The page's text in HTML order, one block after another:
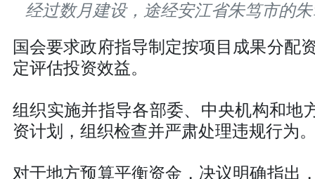
经过数月建设，途经安江省朱笃市的
国会要求政府指导制定按项目成果分配
定评估投资效益。
组织实施并指导各部委、中央机构和地
资计划，组织检查并严肃处理违规行为
对于地方预算平衡资金，决议明确指出